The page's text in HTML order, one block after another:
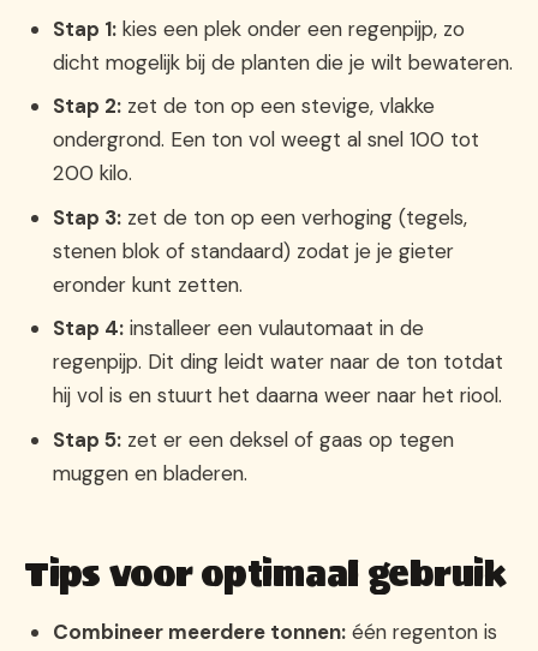
Stap 1:kies een plek onder een regenpijp, zo
dicht mogelijk bij de planten die je wilt bewateren.
Stap 2:zet de ton op een stevige, vlakke
ondergrond. Een ton vol weegt al snel 100 tot
200 kilo.
Stap 3:zet de ton op een verhoging (tegels,
stenen blok of standaard) zodat je je gieter
eronder kunt zetten.
Stap 4:installeer een vulautomaat in de
regenpijp. Dit ding leidt water naar de ton totdat
hij vol is en stuurt het daarna weer naar het riool.
Stap 5:zet er een deksel of gaas op tegen
muggen en bladeren.
Tips voor optimaal gebruik
Combineer meerdere tonnen:één regenton is